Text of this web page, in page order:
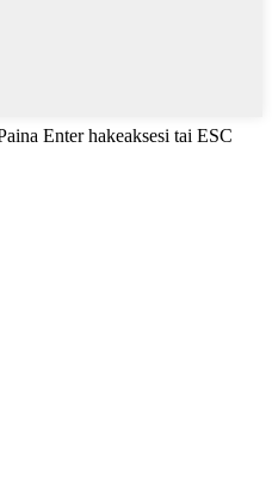
Enter hakeaksesi tai ESC